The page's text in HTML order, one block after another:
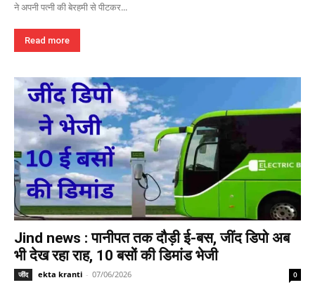
ने अपनी पत्नी की बेरहमी से पीटकर...
Read more
Jind news : पानीपत तक दौड़ी ई-बस, जींद डिपो अब
भी देख रहा राह, 10 बसों की डिमांड भेजी
जींद ekta kranti - 07/06/2026 0